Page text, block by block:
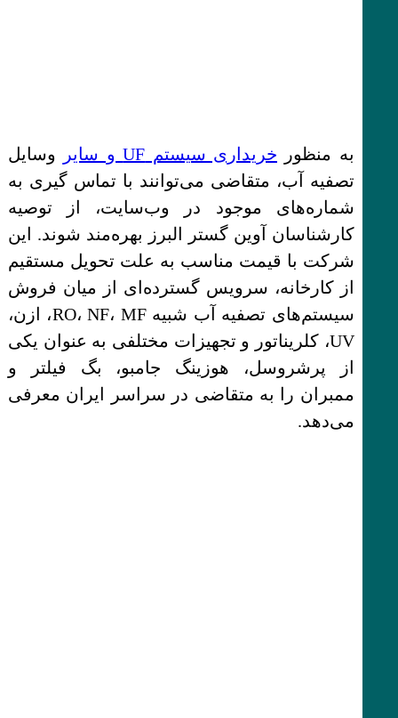
به منظور خریداری سیستم UF و سایر
وسایل
تصفیه آب، متقاضی می‌توانند با تماس‌ گیری به
شماره‌های موجود در وب‌سایت، از توصیه
کارشناسان آوین گستر البرز بهره‌مند شوند. این
شرکت با قیمت مناسب به علت تحویل مستقیم
از کارخانه، سرویس گسترده‌ای از میان فروش
سیستم‌های تصفیه آب شبیه RO، NF، MF، ازن،
UV، کلریناتور و تجهیزات مختلفی به عنوان یکی
از پرشروسل، هوزینگ جامبو، بگ فیلتر و
ممبران را به متقاضی در سراسر ایران معرفی
می‌دهد.